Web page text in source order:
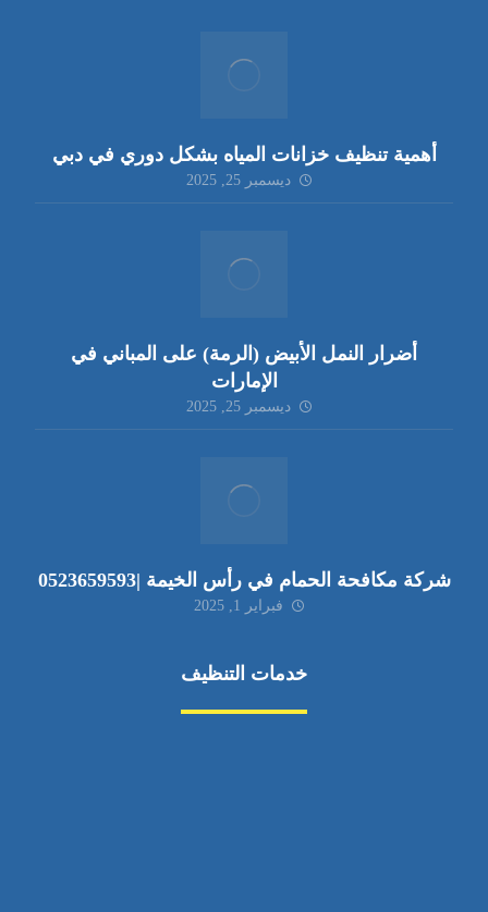
أهمية تنظيف خزانات المياه بشكل دوري في دبي
ديسمبر 25, 2025
أضرار النمل الأبيض (الرمة) على المباني في
الإمارات
ديسمبر 25, 2025
شركة مكافحة الحمام في رأس الخيمة |0523659593
فبراير 1, 2025
خدمات التنظيف